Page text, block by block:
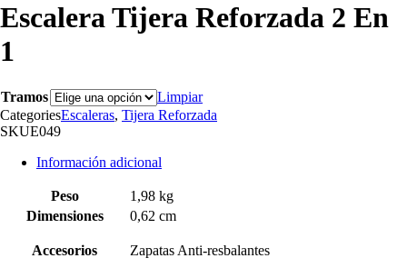
Escalera Tijera Reforzada 2 En
1
Tramos
Limpiar
CategoriesEscaleras, Tijera Reforzada
SKUE049
Información adicional
Peso
1,98 kg
Dimensiones
0,62 cm
Accesorios Zapatas Anti-resbalantes